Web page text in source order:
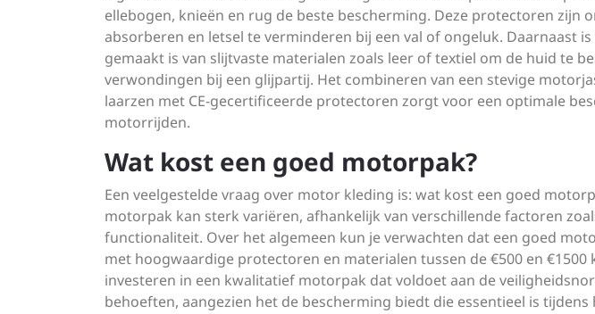
ellebogen, knieën en rug de beste bescherming. Deze protectoren zijn
absorberen en letsel te verminderen bij een val of ongeluk. Daarnaast
gemaakt is van slijtvaste materialen zoals leer of textiel om de huid te
verwondingen bij een glijpartij. Het combineren van een stevige
laarzen met CE-gecertificeerde protectoren zorgt voor een optimale
motorrijden.
Wat kost een goed motorpak?
Een veelgestelde vraag over motor kleding is: wat kost een goed
motorpak kan sterk variëren, afhankelijk van verschillende factoren
functionaliteit. Over het algemeen kun je verwachten dat een goed
met hoogwaardige protectoren en materialen tussen de €500 en
investeren in een kwalitatief motorpak dat voldoet aan de
behoeften, aangezien het de bescherming biedt die essentieel is